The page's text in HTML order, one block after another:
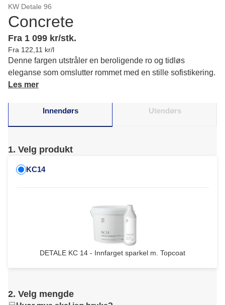
KW Detale 96
Concrete
Fra 1 099 kr/stk.
Fra 122,11 kr/l
Denne fargen utstråler en beroligende ro og tidløs
eleganse som omslutter rommet med en stille sofistikering.
Les mer
Innendørs Utendørs
1. Velg produkt
KC14
DETALE KC 14 - Innfarget sparkel m. Topcoat
2. Velg mengde